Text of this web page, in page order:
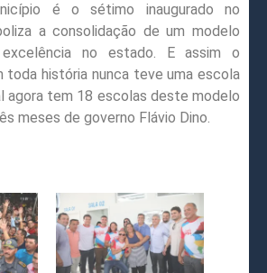
é o sétimo inaugurado no
a consolidação de um modelo
no estado. E assim o
toda história nunca teve uma escola
agora tem 18 escolas deste modelo
meses de governo Flávio Dino.